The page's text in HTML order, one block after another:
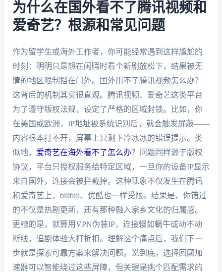
为什么在国外看不了腾讯视频和
爱奇艺？根源和常见问题
作为留学生或海外工作者，你可能经常遇到这样尴尬的
时刻：明明只是想在闲暇时看个新剧放松下，结果被无
情的地区限制挡在门外。国外用不了腾讯视频怎么办？
这背后的机制其实很直观。腾讯视频、爱奇艺这类平台
为了遵守版权法规，设定了严格的区域封锁。比如，你
在美国或欧洲，IP地址被系统识别后，就会触发屏蔽——
内容根本打不开，屏幕上只剩下冷冰冰的错误提示。类
似地， 爱奇艺在海外看不了怎么办？问题同样源于版权
协议，平台只授权服务给特定区域，一旦你的设备IP显示
来自国外，连接会被拦截掉。这种现象不仅发生在腾讯
和爱奇艺上，bilibili、优酷也一样受限。结果是，你错过
的不仅是热剧更新，还有那种融入家乡文化的归属感。
更糟的是，就算用VPN伪装IP，连接慢如蜗牛或动不动
断线，追剧体验大打折扣。理解这个痛点后，我们下一
步就是探索可靠方案来解决问题。说到底，选择回國加
速器可以智能绕过这些屏障，但关键是挑个匹配需求的